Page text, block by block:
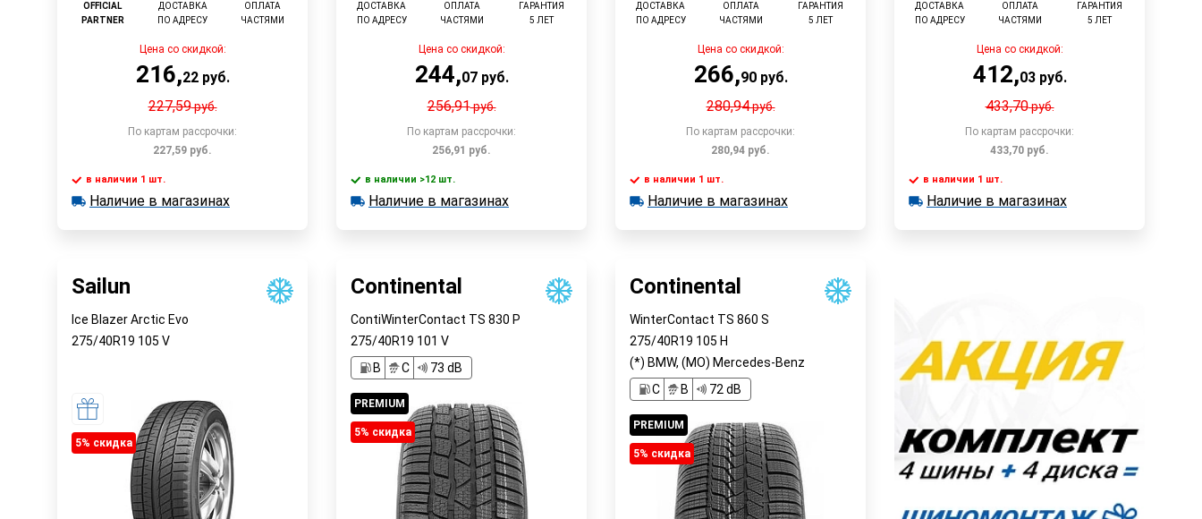
OFFICIAL
PARTNER
ДОСТАВКА
ПО АДРЕСУ
ОПЛАТА
ЧАСТЯМИ
Цена со скидкой:
216,22руб.
227,59руб.
По картам рассрочки:
227,59 руб.
В корзину
в наличии 1 шт.
в наличии 1 шт.
Наличие в магазинах
ДОСТАВКА
ПО АДРЕСУ
ОПЛАТА
ЧАСТЯМИ
ГАРАНТИЯ
5 ЛЕТ
Цена со скидкой:
244,07руб.
256,91руб.
По картам рассрочки:
256,91 руб.
В корзину
в наличии >12 шт.
в наличии >12 шт.
Наличие в магазинах
ДОСТАВКА
ПО АДРЕСУ
ОПЛАТА
ЧАСТЯМИ
ГАРАНТИЯ
5 ЛЕТ
Цена со скидкой:
266,90руб.
280,94руб.
По картам рассрочки:
280,94 руб.
В корзину
в наличии 1 шт.
в наличии 1 шт.
Наличие в магазинах
ДОСТАВКА
ПО АДРЕСУ
ОПЛАТА
ЧАСТЯМИ
ГАРАНТИЯ
5 ЛЕТ
Цена со скидкой:
412,03руб.
433,70руб.
По картам рассрочки:
433,70 руб.
В корзину
в наличии 1 шт.
в наличии 1 шт.
Наличие в магазинах
Sailun
Ice Blazer Arctic Evo
275/40R19 105 V
5% cкидка
Continental
ContiWinterContact TS 830 P
275/40R19 101 V
B
C 73 dB
PREMIUM
5% cкидка
Continental
WinterContact TS 860 S
275/40R19 105 H
(*) BMW, (MO) Mercedes-Benz
C
B 72 dB
PREMIUM
5% cкидка